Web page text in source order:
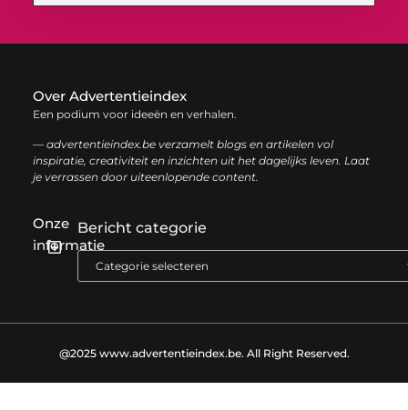
Over Advertentieindex
Een podium voor ideeën en verhalen.
— advertentieindex.be verzamelt blogs en artikelen vol
inspiratie, creativiteit en inzichten uit het dagelijks leven. Laat
je verrassen door uiteenlopende content.
Onze
informatie
Bericht categorie
@2025 www.advertentieindex.be. All Right Reserved.​